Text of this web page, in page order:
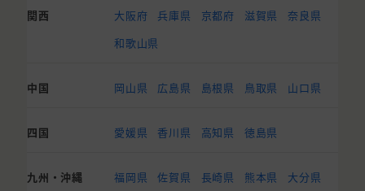
関西 大阪府 兵庫県 京都府 滋賀県
奈良県
和歌山県
中国 岡山県 広島県 島根県 鳥取県 山口県
四国 愛媛県 香川県 高知県 徳島県
九州・沖縄 福岡県 佐賀県 長崎県 熊本県
大分県